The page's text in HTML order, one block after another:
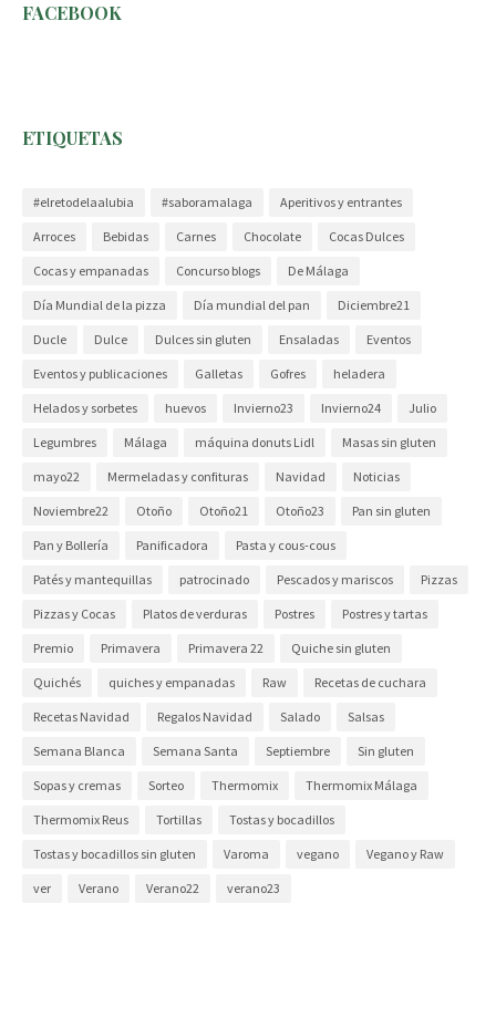
FACEBOOK
ETIQUETAS
#elretodelaalubia #saboramalaga Aperitivos y entrantes
Arroces Bebidas Carnes Chocolate Cocas Dulces
Cocas y empanadas Concurso blogs De Málaga
Día Mundial de la pizza Día mundial del pan Diciembre21
Ducle Dulce Dulces sin gluten Ensaladas Eventos
Eventos y publicaciones Galletas Gofres heladera
Helados y sorbetes huevos Invierno23 Invierno24 Julio
Legumbres Málaga máquina donuts Lidl Masas sin gluten
mayo22 Mermeladas y confituras Navidad Noticias
Noviembre22 Otoño Otoño21 Otoño23 Pan sin gluten
Pan y Bollería Panificadora Pasta y cous-cous
Patés y mantequillas patrocinado Pescados y mariscos Pizzas
Pizzas y Cocas Platos de verduras Postres Postres y tartas
Premio Primavera Primavera 22 Quiche sin gluten
Quichés quiches y empanadas Raw Recetas de cuchara
Recetas Navidad Regalos Navidad Salado Salsas
Semana Blanca Semana Santa Septiembre Sin gluten
Sopas y cremas Sorteo Thermomix Thermomix Málaga
Thermomix Reus Tortillas Tostas y bocadillos
Tostas y bocadillos sin gluten Varoma vegano Vegano y Raw
ver Verano Verano22 verano23